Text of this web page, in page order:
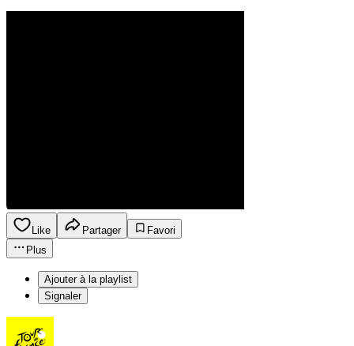
Like Partager
Favori
Plus
Ajouter à la playlist
Signaler